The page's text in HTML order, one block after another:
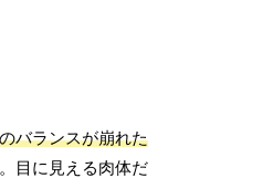
バランスが崩れた
目に見える肉体だ